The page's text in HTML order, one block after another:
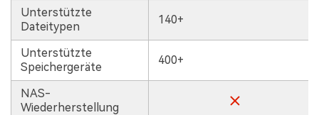
Unterstützte
Dateitypen
140+
Unterstützte
Speichergeräte
400+
NAS-
Wiederherstellung